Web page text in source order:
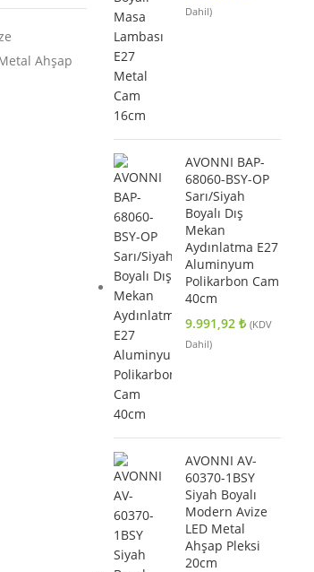
Ahşap
Dahil)
AVONNI BAP-
68060-BSY-OP
Sarı/Siyah
Boyalı Dış
Mekan
Aydınlatma E27
Aluminyum
Polikarbon Cam
40cm
9.991,92₺ (KDV
Dahil)
AVONNI AV-
60370-1BSY
Siyah Boyalı
Modern Avize
LED Metal
Ahşap Pleksi
20cm